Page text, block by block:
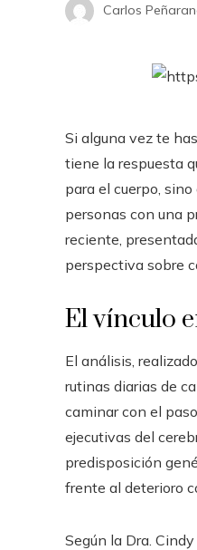
Carlos
Si alguna vez te
tiene la respuesta
para el cuerpo,
personas con una
reciente,
perspectiva sobre
El vínculo
El análisis,
rutinas diarias de
caminar con el
ejecutivas del
predisposición
frente al deterioro
Según la Dra.